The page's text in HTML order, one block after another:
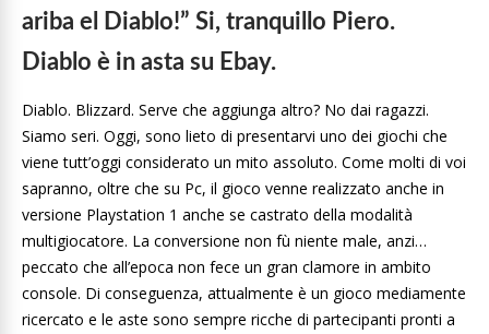
ariba el Diablo!” Si, tranquillo Piero.
Diablo è in asta su Ebay.
Diablo. Blizzard. Serve che aggiunga altro? No dai ragazzi.
Siamo seri. Oggi, sono lieto di presentarvi uno dei giochi che
viene tutt’oggi considerato un mito assoluto. Come molti di voi
sapranno, oltre che su Pc, il gioco venne realizzato anche in
versione Playstation 1 anche se castrato della modalità
multigiocatore. La conversione non fù niente male, anzi…
peccato che all’epoca non fece un gran clamore in ambito
console. Di conseguenza, attualmente è un gioco mediamente
ricercato e le aste sono sempre ricche di partecipanti pronti a